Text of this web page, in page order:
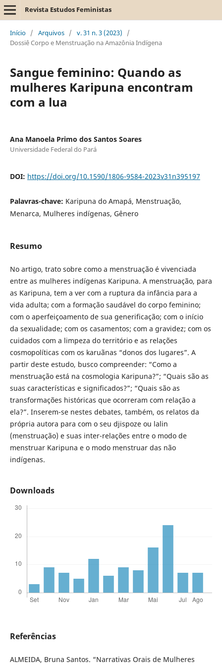
Revista Estudos Feministas
Início / Arquivos / v. 31 n. 3 (2023)
/
Dossiê Corpo e Menstruação na Amazônia Indígena
Sangue feminino: Quando as
mulheres Karipuna encontram
com a lua
Ana Manoela Primo dos Santos Soares
Universidade Federal do Pará
DOI: https://doi.org/10.1590/1806-9584-2023v31n395197
Palavras-chave: Karipuna do Amapá, Menstruação,
Menarca, Mulheres indígenas, Gênero
Resumo
No artigo, trato sobre como a menstruação é vivenciada
entre as mulheres indígenas Karipuna. A menstruação, para
as Karipuna, tem a ver com a ruptura da infância para a
vida adulta; com a formação saudável do corpo feminino;
com o aperfeiçoamento de sua generificação; com o início
da sexualidade; com os casamentos; com a gravidez; com os
cuidados com a limpeza do território e as relações
cosmopolíticas com os karuãnas “donos dos lugares”. A
partir deste estudo, busco compreender: “Como a
menstruação está na cosmologia Karipuna?”; “Quais são as
suas características e significados?”; “Quais são as
transformações históricas que ocorreram com relação a
ela?”. Inserem-se nestes debates, também, os relatos da
própria autora para com o seu djispoze ou lalin
(menstruação) e suas inter-relações entre o modo de
menstruar Karipuna e o modo menstruar das não
indígenas.
Downloads
Referências
ALMEIDA, Bruna Santos. “Narrativas Orais de Mulheres